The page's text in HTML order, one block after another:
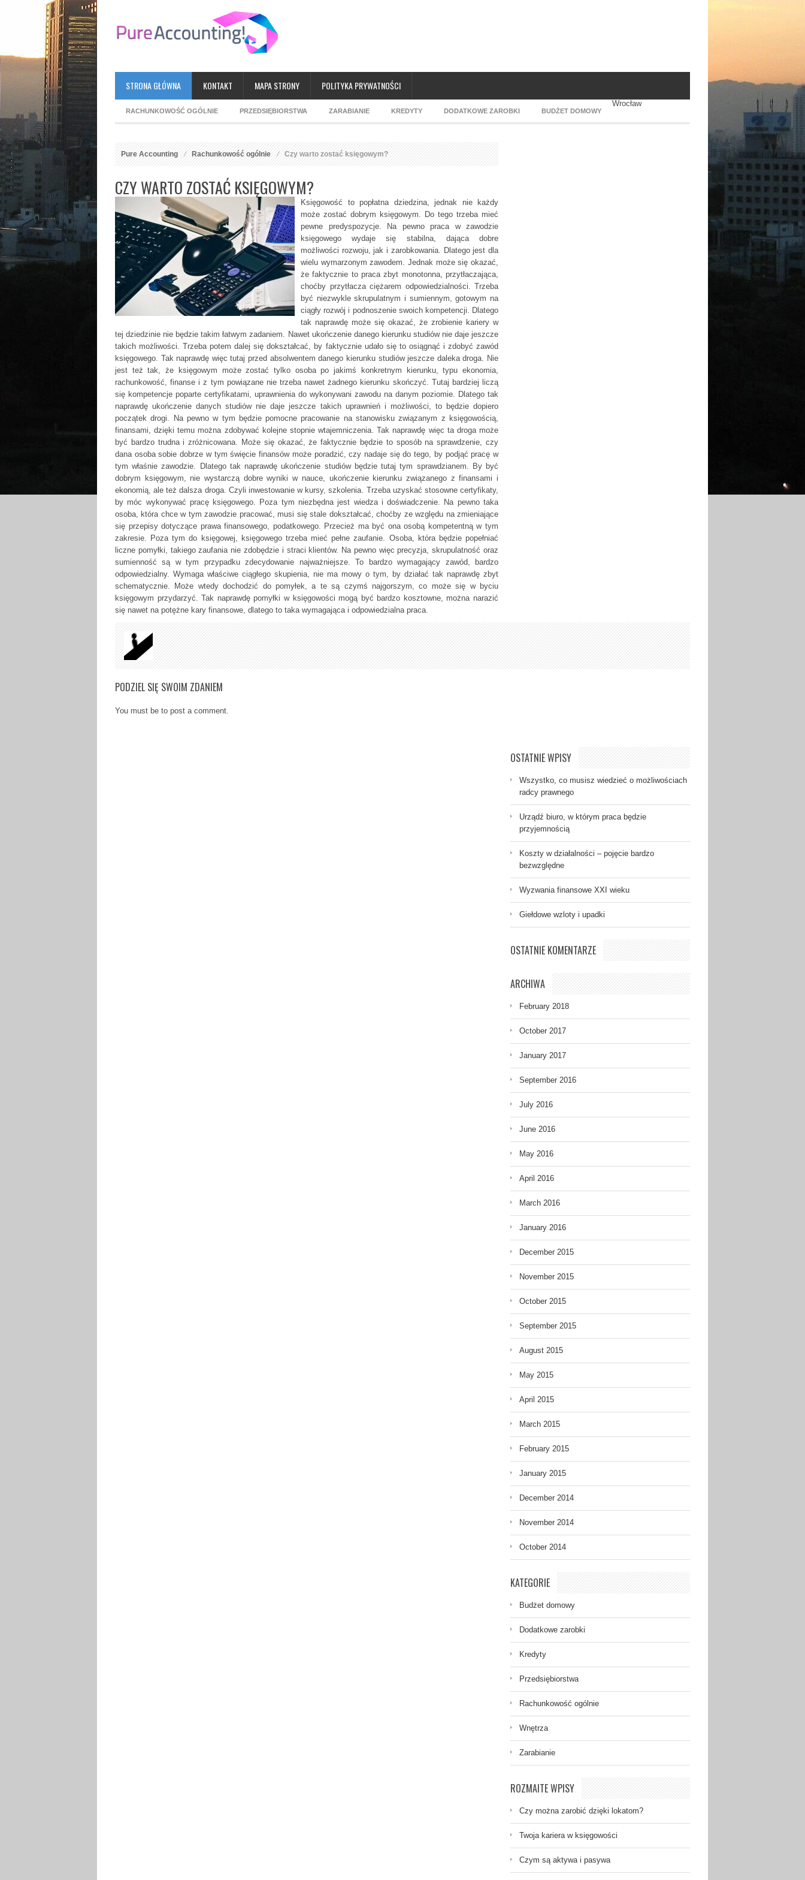
STRONA GŁÓWNA KONTAKT MAPA STRONY POLITYKA PRYWATNOŚCI
RACHUNKOWOŚĆ OGÓLNIE PRZEDSIĘBIORSTWA ZARABIANIE KREDYTY DODATKOWE ZAROBKI BUDŻET DOMOWY
Wrocław
Pure Accounting Rachunkowość ogólnie Czy warto zostać księgowym?
CZY WARTO ZOSTAĆ KSIĘGOWYM?
Księgowość to popłatna dziedzina, jednak nie każdy
może zostać dobrym księgowym. Do tego trzeba mieć
pewne predyspozycje. Na pewno praca w zawodzie
księgowego wydaje się stabilna, dająca dobre
możliwości rozwoju, jak i zarobkowania. Dlatego jest dla
wielu wymarzonym zawodem. Jednak może się okazać,
że faktycznie to praca zbyt monotonna, przytłaczająca,
choćby przytłacza ciężarem odpowiedzialności. Trzeba
być niezwykle skrupulatnym i sumiennym, gotowym na
ciągły rozwój i podnoszenie swoich kompetencji. Dlatego
tak naprawdę może się okazać, że zrobienie kariery w
tej dziedzinie nie będzie takim łatwym zadaniem. Nawet ukończenie danego kierunku studiów nie daje jeszcze
takich możliwości. Trzeba potem dalej się dokształcać, by faktycznie udało się to osiągnąć i zdobyć zawód
księgowego. Tak naprawdę więc tutaj przed absolwentem danego kierunku studiów jeszcze daleka droga. Nie
jest też tak, że księgowym może zostać tylko osoba po jakimś konkretnym kierunku, typu ekonomia,
rachunkowość, finanse i z tym powiązane nie trzeba nawet żadnego kierunku skończyć. Tutaj bardziej liczą
się kompetencje poparte certyfikatami, uprawnienia do wykonywani zawodu na danym poziomie. Dlatego tak
naprawdę ukończenie danych studiów nie daje jeszcze takich uprawnień i możliwości, to będzie dopiero
początek drogi. Na pewno w tym będzie pomocne pracowanie na stanowisku związanym z księgowością,
finansami, dzięki temu można zdobywać kolejne stopnie wtajemniczenia. Tak naprawdę więc ta droga może
być bardzo trudna i zróżnicowana. Może się okazać, że faktycznie będzie to sposób na sprawdzenie, czy
dana osoba sobie dobrze w tym święcie finansów może poradzić, czy nadaje się do tego, by podjąć pracę w
tym właśnie zawodzie. Dlatego tak naprawdę ukończenie studiów będzie tutaj tym sprawdzianem. By być
dobrym księgowym, nie wystarczą dobre wyniki w nauce, ukończenie kierunku związanego z finansami i
ekonomią, ale też dalsza droga. Czyli inwestowanie w kursy, szkolenia. Trzeba uzyskać stosowne certyfikaty,
by móc wykonywać pracę księgowego. Poza tym niezbędna jest wiedza i doświadczenie. Na pewno taka
osoba, która chce w tym zawodzie pracować, musi się stale dokształcać, choćby ze względu na zmieniające
się przepisy dotyczące prawa finansowego, podatkowego. Przecież ma być ona osobą kompetentną w tym
zakresie. Poza tym do księgowej, księgowego trzeba mieć pełne zaufanie. Osoba, która będzie popełniać
liczne pomyłki, takiego zaufania nie zdobędzie i straci klientów. Na pewno więc precyzja, skrupulatność oraz
sumienność są w tym przypadku zdecydowanie najważniejsze. To bardzo wymagający zawód, bardzo
odpowiedzialny. Wymaga właściwe ciągłego skupienia, nie ma mowy o tym, by działać tak naprawdę zbyt
schematycznie. Może wtedy dochodzić do pomyłek, a te są czymś najgorszym, co może się w byciu
księgowym przydarzyć. Tak naprawdę pomyłki w księgowości mogą być bardzo kosztowne, można narazić
się nawet na potężne kary finansowe, dlatego to taka wymagająca i odpowiedzialna praca.
PODZIEL SIĘ SWOIM ZDANIEM
You must be to post a comment.
OSTATNIE WPISY
Wszystko, co musisz wiedzieć o możliwościach
radcy prawnego
Urządź biuro, w którym praca będzie
przyjemnością
Koszty w działalności – pojęcie bardzo
bezwzględne
Wyzwania finansowe XXI wieku
Giełdowe wzloty i upadki
OSTATNIE KOMENTARZE
ARCHIWA
February 2018
October 2017
January 2017
September 2016
July 2016
June 2016
May 2016
April 2016
March 2016
January 2016
December 2015
November 2015
October 2015
September 2015
August 2015
May 2015
April 2015
March 2015
February 2015
January 2015
December 2014
November 2014
October 2014
KATEGORIE
Budżet domowy
Dodatkowe zarobki
Kredyty
Przedsiębiorstwa
Rachunkowość ogólnie
Wnętrza
Zarabianie
ROZMAITE WPISY
Czy można zarobić dzięki lokatom?
Twoja kariera w księgowości
Czym są aktywa i pasywa